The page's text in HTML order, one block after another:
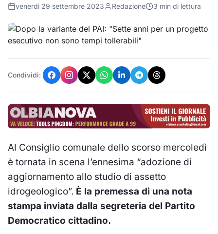
venerdì 29 settembre 2023 Redazione 3 min di lettura
Condividi:
Al Consiglio comunale dello scorso mercoledì
è tornata in scena l’ennesima “adozione di
aggiornamento allo studio di assetto
idrogeologico”. È la premessa di una nota
stampa inviata dalla segreteria del Partito
Democratico cittadino.